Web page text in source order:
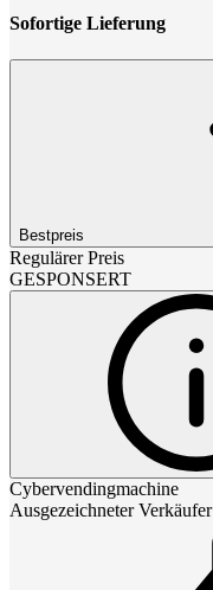
Sofortige Lieferung
Bestpreis
Regulärer Preis
GESPONSERT
Cybervendingmachine
Ausgezeichneter Verkäufer